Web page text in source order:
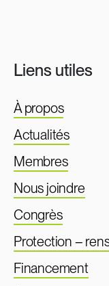
Liens utiles
À propos
Actualités
Membres
Nous joindre
Congrès
Protection –
Financement